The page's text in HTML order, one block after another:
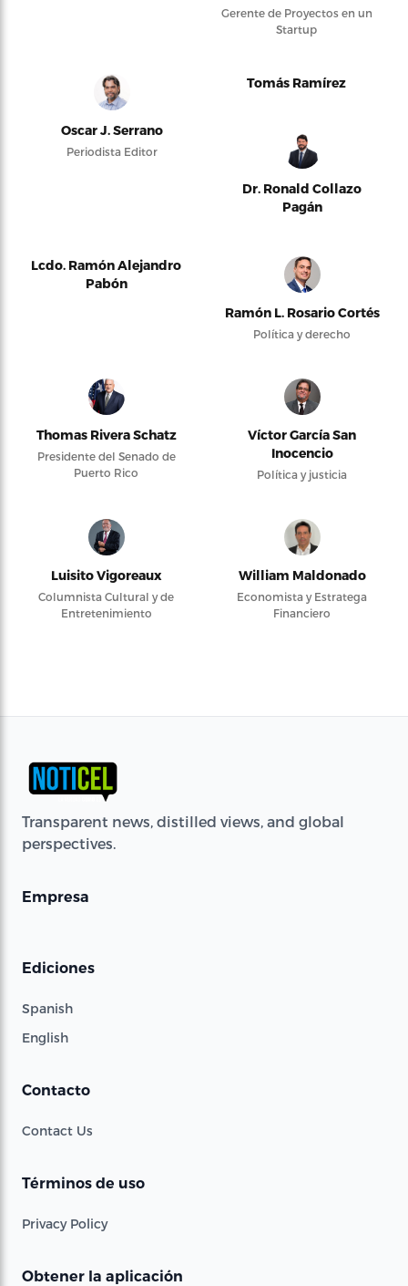
Gerente de Proyectos en un
Startup
Oscar J. Serrano
Periodista Editor
Tomás Ramírez
Dr. Ronald Collazo
Pagán
Lcdo. Ramón Alejandro
Pabón
Ramón L. Rosario Cortés
Política y derecho
Thomas Rivera Schatz
Presidente del Senado de
Puerto Rico
Víctor García San
Inocencio
Política y justicia
Luisito Vigoreaux
Columnista Cultural y de
Entretenimiento
William Maldonado
Economista y Estratega
Financiero
Transparent news, distilled views, and global
perspectives.
Empresa
Ediciones
Spanish
English
Contacto
Contact Us
Términos de uso
Privacy Policy
Obtener la aplicación